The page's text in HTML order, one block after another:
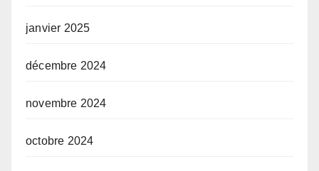
janvier 2025
décembre 2024
novembre 2024
octobre 2024